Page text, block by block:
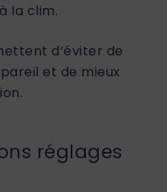
la clim.
d’éviter de
et de mieux
réglages